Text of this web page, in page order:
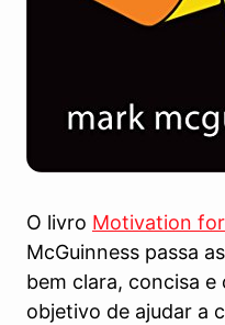
O livro Motivation
McGuinness passa
bem clara, concisa
objetivo de ajudar a